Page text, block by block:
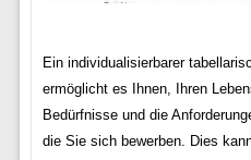
Ein individualisierbarer
ermöglicht es Ihnen, Ihren
Bedürfnisse und die
die Sie sich bewerben. Dies